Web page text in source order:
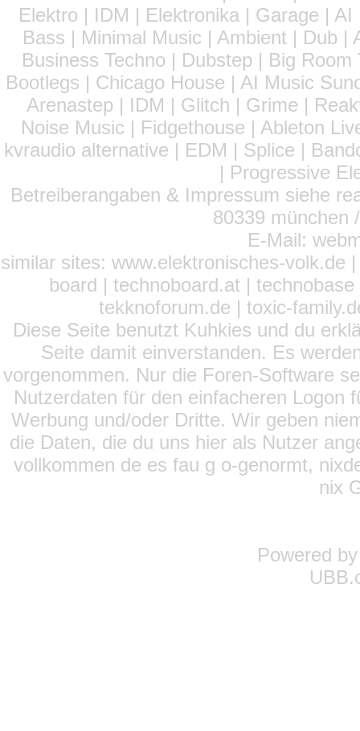
Elektro | IDM | Elektronika | Garage |
Bass | Minimal Music | Ambient | Dub
Business Techno | Dubstep | Big
Bootlegs | Chicago House | AI Music
Arenastep | IDM | Glitch | Grime |
Noise Music | Fidgethouse | Ableton
kvraudio alternative | EDM | Splice |
| Progressive
Betreiberangaben & Impressum siehe
80339 münchen
E-Mail:
similar sites: www.elektronisches-volk.de
board | technoboard.at |
tekknoforum.de | toxic-
Diese Seite benutzt Kuhkies und du
Seite damit einverstanden. Es
vorgenommen. Nur die Foren-Software
Nutzerdaten für den einfacheren Logon
Werbung und/oder Dritte. Wir geben
die Daten, die du uns hier als Nutzer
vollkommen de es fau g o-genormt,
nix
Powered